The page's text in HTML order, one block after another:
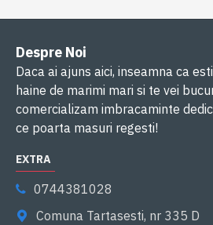
Despre Noi
Daca ai ajuns aici, inseamna ca
haine de marimi mari si te vei
comercializam imbracaminte
ce poarta masuri regesti!
EXTRA
0744381028
Comuna Tartasesti, nr 335 D